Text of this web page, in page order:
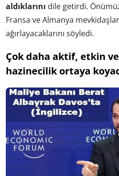
aldıklarını dile getirdi.
Fransa ve Almanya
ağırlayacaklarını söyledi.
Çok daha aktif, etkin
hazinecilik ortaya